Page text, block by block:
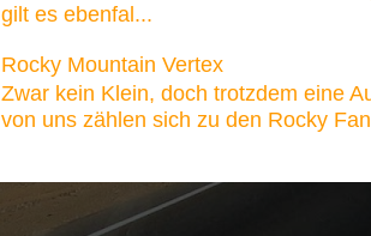
gilt es ebenfal...
Rocky Mountain Vertex
Zwar kein Klein, doch trotzdem eine
von uns zählen sich zu den Rocky